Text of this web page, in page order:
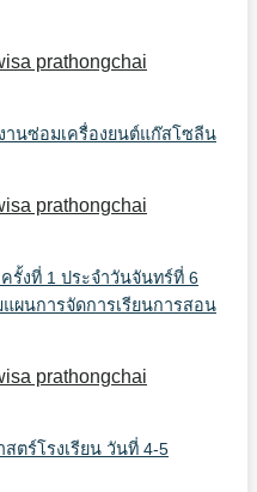
prathongchai
านซ่อมเครื่องยนต์แก๊สโซลีน
prathongchai
รั้งที่ 1 ประจำวันจันทร์ที่ 6
ผนการจัดการเรียนการสอน
prathongchai
ตร์โรงเรียน วันที่ 4-5